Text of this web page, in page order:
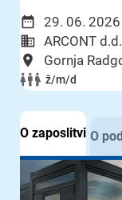
29. 06. 2026
ARCONT d.d.
Gornja
ž/m/d
O zaposlitvi O